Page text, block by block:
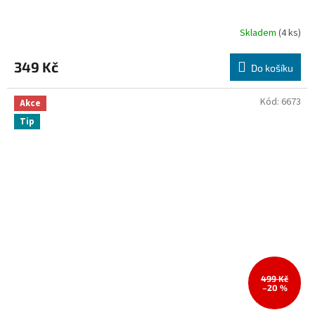
Skladem (4 ks)
349 Kč Do košíku
Akce
Tip
499 Kč
–20 %
Kód: 6673